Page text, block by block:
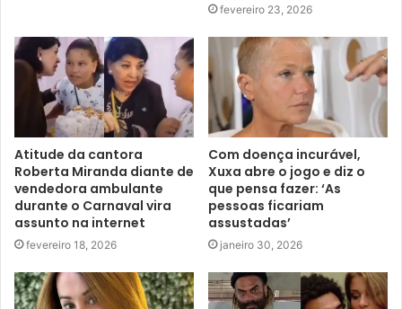
fevereiro 23, 2026
Atitude da cantora
Roberta Miranda diante de
vendedora ambulante
durante o Carnaval vira
assunto na internet
fevereiro 18, 2026
Com doença incurável,
Xuxa abre o jogo e diz o
que pensa fazer: ‘As
pessoas ficariam
assustadas’
janeiro 30, 2026